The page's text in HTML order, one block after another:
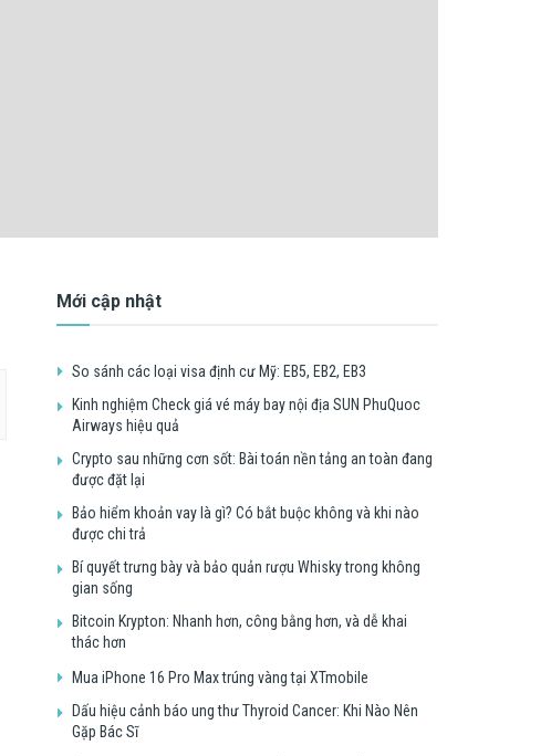
Mới cập nhật
So sánh các loại visa định cư Mỹ: EB5, EB2, EB3
Kinh nghiệm Check giá vé máy bay nội địa SUN PhuQuoc
Airways hiệu quả
Crypto sau những cơn sốt: Bài toán nền tảng an toàn đang
được đặt lại
Bảo hiểm khoản vay là gì? Có bắt buộc không và khi nào
được chi trả
Bí quyết trưng bày và bảo quản rượu Whisky trong không
gian sống
Bitcoin Krypton: Nhanh hơn, công bằng hơn, và dễ khai
thác hơn
Mua iPhone 16 Pro Max trúng vàng tại XTmobile
Dấu hiệu cảnh báo ung thư Thyroid Cancer: Khi Nào Nên
Gặp Bác Sĩ